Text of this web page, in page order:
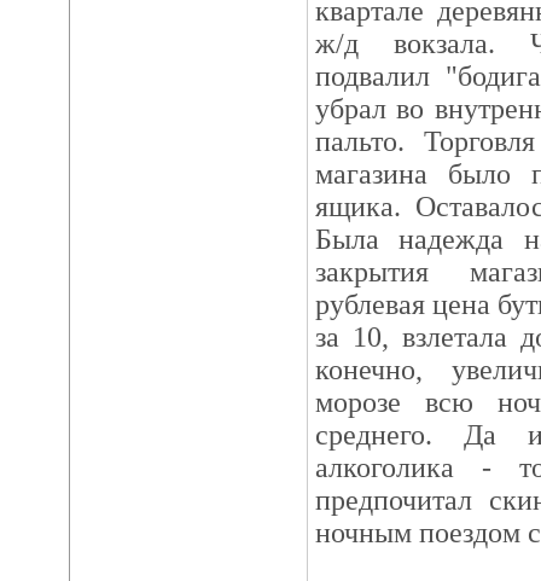
квартале
ж/д вокзала.
подвалил
убрал во
пальто.
магазина было
ящика.
Была надежда
закрытия
рублевая цена
за 10, взлетала
конечно,
морозе всю
среднего. Да
алкоголика -
предпочитал
ночным поездом